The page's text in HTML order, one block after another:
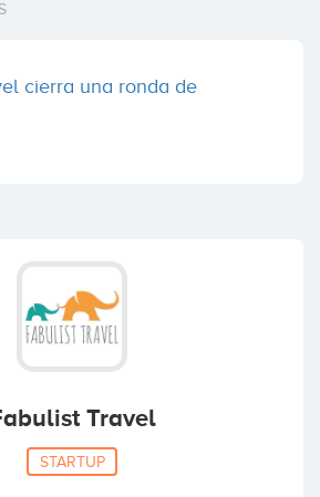
cierra una ronda de
Travel
STARTUP